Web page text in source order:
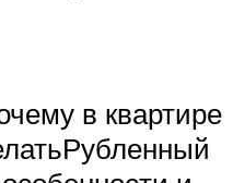
в квартире